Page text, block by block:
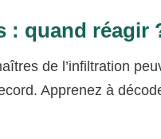
: quand réagir
de l’infiltration
Apprenez à